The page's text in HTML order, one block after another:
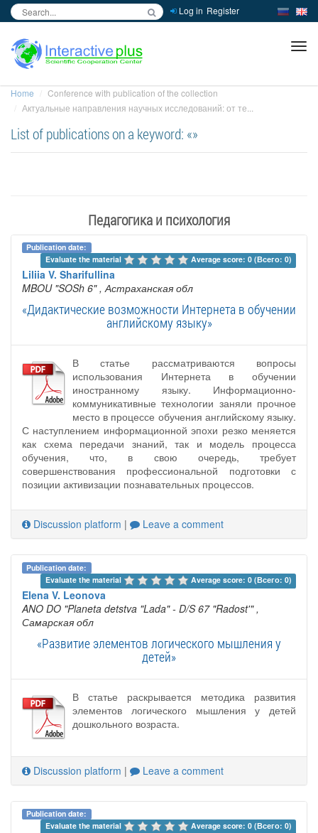
Log in Register
Home
Conference with publication of the collection
Актуальные направления научных исследований: от те...
List of publications on a keyword: «»
Педагогика и психология
Publication date:
Evaluate the material
Average score: 0 (Всего: 0)
Liliia V. Sharifullina
MBOU "SOSh 6" , Астраханская обл
«Дидактические возможности Интернета в обучении
английскому языку»
В статье рассматриваются вопросы
использования Интернета в обучении
иностранному языку. Информационно-
коммуникативные технологии заняли прочное
место в процессе обучения английскому языку.
С наступлением информационной эпохи резко меняется
как схема передачи знаний, так и модель процесса
обучения, что, в свою очередь, требует
совершенствования профессиональной подготовки с
позиции активизации познавательных процессов.
Discussion platform | Leave a comment
Publication date:
Evaluate the material
Average score: 0 (Всего: 0)
Elena V. Leonova
ANO DO "Planeta detstva "Lada" - D/S 67 "Radost'" ,
Самарская обл
«Развитие элементов логического мышления у
детей»
В статье раскрывается методика развития
элементов логического мышления у детей
дошкольного возраста.
Discussion platform | Leave a comment
Publication date:
Evaluate the material
Average score: 0 (Всего: 0)